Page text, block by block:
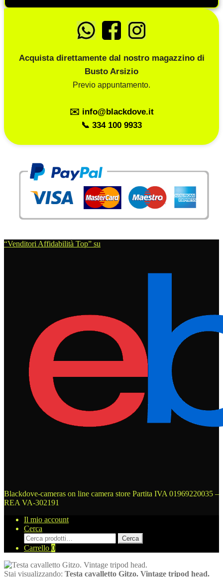
Acquista direttamente dal nostro magazzino di
Busto Arsizio
Previo appuntamento.
✉️ info@blackdove.it
📞 334 100 9933
“Venditori Affidabilità Top” su
Blackdove-cameras on line camera store Partita IVA 01969220035 –
REA VA-302191
Il mio account
Cerca
Cerca:
Cerca
Carrello 0
Stai visualizzando: Testa cavalletto Gitzo. Vintage tripod head.